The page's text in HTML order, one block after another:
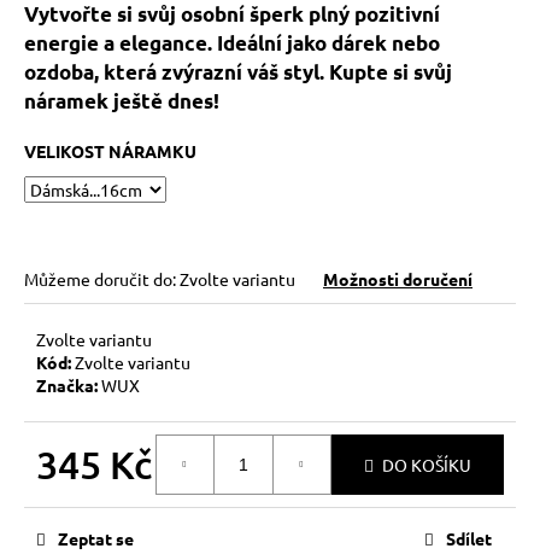
Vytvořte si svůj osobní šperk plný pozitivní
energie a elegance. Ideální jako dárek nebo
ozdoba, která zvýrazní váš styl. Kupte si svůj
náramek ještě dnes!
VELIKOST NÁRAMKU
Můžeme doručit do:Zvolte variantu Možnosti doručení
Zvolte variantu
Kód:Zvolte variantu
Značka:WUX
345 Kč DO KOŠÍKU
Zeptat se Sdílet
e
HEMATITOVÉ
SRDÍČKO
PORVÁZKOVÝ
NÁRAMEK
169
210
Kč